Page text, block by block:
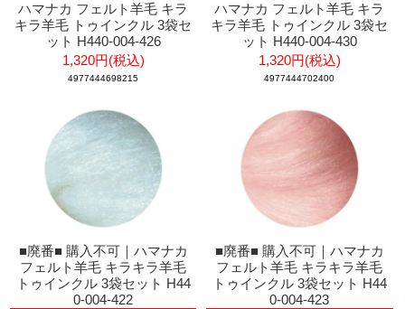
ハマナカ フェルト羊毛 キラ
キラ羊毛 トゥインクル 3袋セ
ット H440-004-426
1,320円(税込)
4977444698215
ハマナカ フェルト羊毛 キラ
キラ羊毛 トゥインクル 3袋セ
ット H440-004-430
1,320円(税込)
4977444702400
■廃番■ 購入不可｜ハマナカ
フェルト羊毛 キラキラ羊毛
トゥインクル 3袋セット H44
0-004-422
■廃番■ 購入不可｜ハマナカ
フェルト羊毛 キラキラ羊毛
トゥインクル 3袋セット H44
0-004-423